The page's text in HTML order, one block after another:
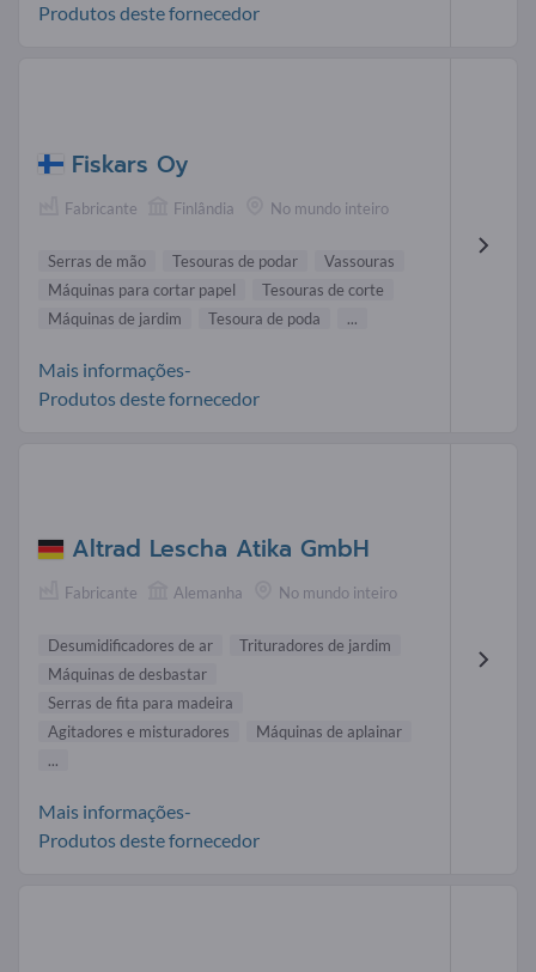
Produtos deste fornecedor
Fiskars Oy
Fabricante Finlândia No mundo inteiro
Serras de mão Tesouras de podar
Vassouras
Máquinas para cortar papel
Tesouras de corte
Máquinas de jardim
Tesoura de poda ...
Mais informações-
Produtos deste fornecedor
Altrad Lescha Atika GmbH
Fabricante Alemanha No mundo inteiro
Desumidificadores de ar
Trituradores de jardim
Máquinas de desbastar
Serras de fita para madeira
Agitadores e misturadores
Máquinas de aplainar
...
Mais informações-
Produtos deste fornecedor